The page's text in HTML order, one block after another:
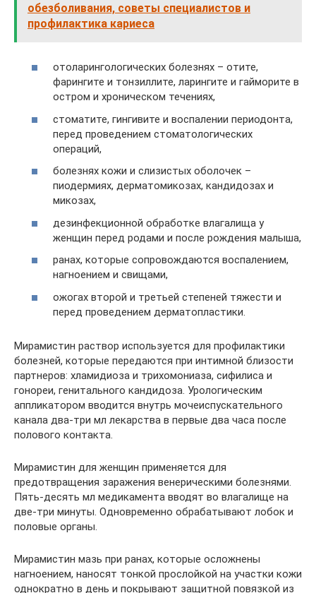
обезболивания, советы специалистов и
профилактика кариеса
отоларингологических болезнях – отите,
фарингите и тонзиллите, ларингите и гайморите в
остром и хроническом течениях,
стоматите, гингивите и воспалении периодонта,
перед проведением стоматологических
операций,
болезнях кожи и слизистых оболочек –
пиодермиях, дерматомикозах, кандидозах и
микозах,
дезинфекционной обработке влагалища у
женщин перед родами и после рождения малыша,
ранах, которые сопровождаются воспалением,
нагноением и свищами,
ожогах второй и третьей степеней тяжести и
перед проведением дерматопластики.
Мирамистин раствор используется для профилактики
болезней, которые передаются при интимной близости
партнеров: хламидиоза и трихомониаза, сифилиса и
гонореи, генитального кандидоза. Урологическим
аппликатором вводится внутрь мочеиспускательного
канала два-три мл лекарства в первые два часа после
полового контакта.
Мирамистин для женщин применяется для
предотвращения заражения венерическими болезнями.
Пять-десять мл медикамента вводят во влагалище на
две-три минуты. Одновременно обрабатывают лобок и
половые органы.
Мирамистин мазь при ранах, которые осложнены
нагноением, наносят тонкой прослойкой на участки кожи
однократно в день и покрывают защитной повязкой из